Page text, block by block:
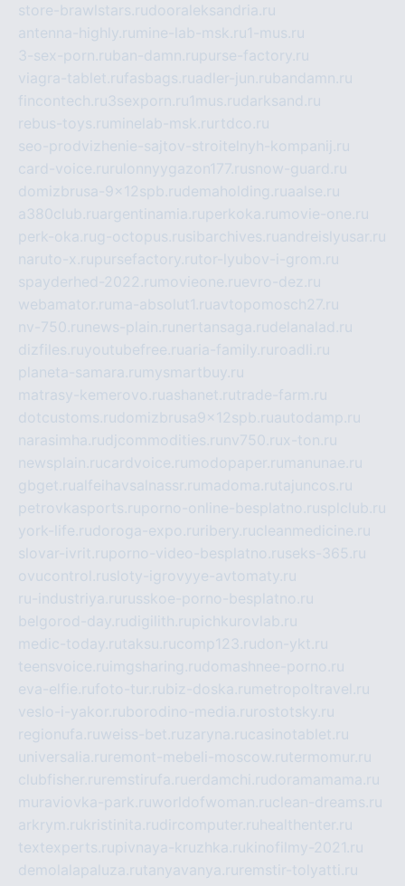
store-brawlstars.rudooraleksandria.ru
antenna-highly.ru mine-lab-msk.ru1-mus.ru
3-sex-porn.ruban-damn.rupurse-factory.ru
viagra-tablet.rufasbags.ruadler-jun.rubandamn.ru
fincontech.ru3sexporn.ru1mus.rudarksand.ru
rebus-toys.ru minelab-msk.ru rtdco.ru
seo-prodvizhenie-sajtov-stroitelnyh-kompanij.ru
card-voice.ru rulonnyygazon177.rusnow-guard.ru
domizbrusa-9x12spb.rudemaholding.ruaalse.ru
a380club.ruargentinamia.ruperkoka.ru movie-one.ru
perk-oka.rug-octopus.rusibarchives.ruandreislyusar.ru
naruto-x.rupursefactory.rutor-lyubov-i-grom.ru
spayderhed-2022.ru movieone.ruevro-dez.ru
webamator.ru ma-absolut1.ruavtopomosch27.ru
nv-750.ru news-plain.ru nertansaga.rudelanalad.ru
dizfiles.ruyoutubefree.ruaria-family.ru roadli.ru
planeta-samara.ru mysmartbuy.ru
matrasy-kemerovo.ruashanet.rutrade-farm.ru
dotcustoms.rudomizbrusa9x12spb.ruautodamp.ru
narasimha.rudjcommodities.ru nv750.rux-ton.ru
newsplain.rucardvoice.ru modopaper.ru manunae.ru
gbget.rualfeihavsalnassr.ru madoma.rutajuncos.ru
petrovkasports.ruporno-online-besplatno.rusplclub.ru
york-life.rudoroga-expo.ru ribery.rucleanmedicine.ru
slovar-ivrit.ruporno-video-besplatno.ruseks-365.ru
ovucontrol.rusloty-igrovyye-avtomaty.ru
ru-industriya.ru russkoe-porno-besplatno.ru
belgorod-day.rudigilith.rupichkurovlab.ru
medic-today.rutaksu.rucomp123.rudon-ykt.ru
teensvoice.ru imgsharing.rudomashnee-porno.ru
eva-elfie.rufoto-tur.rubiz-doska.ru metropoltravel.ru
veslo-i-yakor.ruborodino-media.ru rostotsky.ru
regionufa.ruweiss-bet.ruzaryna.rucasinotablet.ru
universalia.ru remont-mebeli-moscow.rutermomur.ru
clubfisher.ru remstirufa.ruerdamchi.rudoramamama.ru
muraviovka-park.ruworldofwoman.ruclean-dreams.ru
arkrym.rukristinita.rudircomputer.ru healthenter.ru
textexperts.rupivnaya-kruzhka.rukinofilmy-2021.ru
demolalapaluza.rutanyavanya.ru remstir-tolyatti.ru